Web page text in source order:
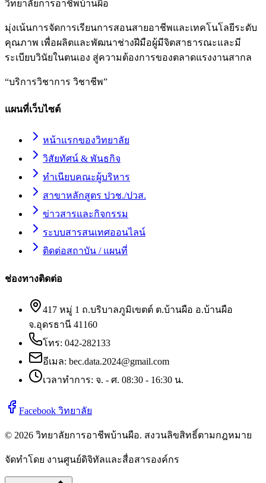
วิทยาลัยการอาชีพบ้านผือ
มุ่งเน้นการจัดการเรียนการสอนสายอาชีพและเทคโนโลยีระดับ
คุณภาพ เพื่อผลิตและพัฒนาช่างฝีมือผู้มีจิตสาธารณะและมี
ระเบียบวินัยในตนเอง สู่ความต้องการของตลาดแรงงานสากล
“บริการวิชาการ วิชาชีพ”
แผนที่เว็บไซต์
หน้าแรกของวิทยาลัย
วิสัยทัศน์ & พันธกิจ
ทำเนียบคณะผู้บริหาร
สาขาหลักสูตร ปวช./ปวส.
ข่าวสารและกิจกรรม
ระบบสารสนเทศออนไลน์
ติดต่อสถาบัน / แผนที่
ช่องทางติดต่อ
417 หมู่ 1 ถ.บริบาลภูมิเขตต์ ต.บ้านผือ อ.บ้านผือ
จ.อุดรธานี 41160
โทร: 042-282133
อีเมล: bec.data.2024@gmail.com
เวลาทำการ: จ. - ศ. 08:30 - 16:30 น.
Facebook วิทยาลัย
© 2026 วิทยาลัยการอาชีพบ้านผือ. สงวนลิขสิทธิ์ตามกฎหมาย
จัดทำโดย งานศูนย์ดิจิทัลและสื่อสารองค์กร